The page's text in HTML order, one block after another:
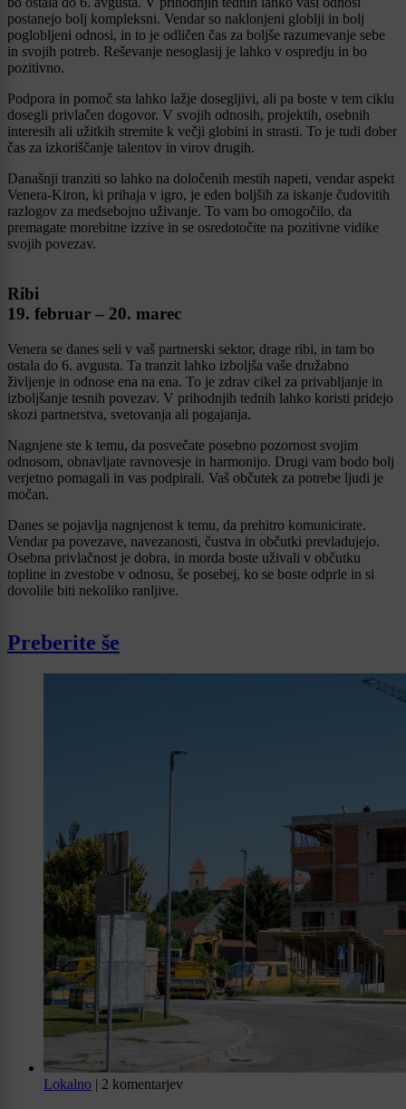
postanejo bolj kompleksni. Vendar so naklonjeni globlji in bolj
poglobljeni odnosi, in to je odličen čas za boljše razumevanje sebe
in svojih potreb. Reševanje nesoglasij je lahko v ospredju in bo
pozitivno.
Podpora in pomoč sta lahko lažje dosegljivi, ali pa boste v tem ciklu
dosegli privlačen dogovor. V svojih odnosih, projektih, osebnih
interesih ali užitkih stremite k večji globini in strasti. To je tudi dober
čas za izkoriščanje talentov in virov drugih.
Današnji tranziti so lahko na določenih mestih napeti, vendar aspekt
Venera-Kiron, ki prihaja v igro, je eden boljših za iskanje čudovitih
razlogov za medsebojno uživanje. To vam bo omogočilo, da
premagate morebitne izzive in se osredotočite na pozitivne vidike
svojih povezav.
Ribi
19. februar – 20. marec
Venera se danes seli v vaš partnerski sektor, drage ribi, in tam bo
ostala do 6. avgusta. Ta tranzit lahko izboljša vaše družabno
življenje in odnose ena na ena. To je zdrav cikel za privabljanje in
izboljšanje tesnih povezav. V prihodnjih tednih lahko koristi pridejo
skozi partnerstva, svetovanja ali pogajanja.
Nagnjene ste k temu, da posvečate posebno pozornost svojim
odnosom, obnavljate ravnovesje in harmonijo. Drugi vam bodo bolj
verjetno pomagali in vas podpirali. Vaš občutek za potrebe ljudi je
močan.
Danes se pojavlja nagnjenost k temu, da prehitro komunicirate.
Vendar pa povezave, navezanosti, čustva in občutki prevladujejo.
Osebna privlačnost je dobra, in morda boste uživali v občutku
topline in zvestobe v odnosu, še posebej, ko se boste odprle in si
dovolile biti nekoliko ranljive.
Preberite še
Lokalno | 2 komentarjev